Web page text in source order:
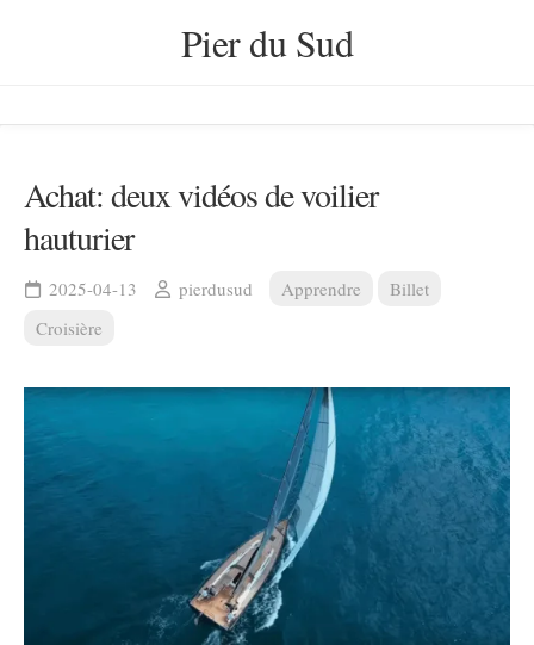
Pier du Sud
Achat: deux vidéos de voilier
hauturier
2025-04-13 pierdusud Apprendre
Billet
Croisière